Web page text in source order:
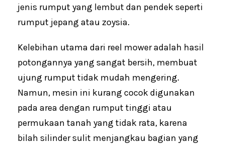
jenis rumput yang lembut dan pendek seperti
rumput jepang atau zoysia.
Kelebihan utama dari reel mower adalah hasil
potongannya yang sangat bersih, membuat
ujung rumput tidak mudah mengering.
Namun, mesin ini kurang cocok digunakan
pada area dengan rumput tinggi atau
permukaan tanah yang tidak rata, karena
bilah silinder sulit menjangkau bagian yang